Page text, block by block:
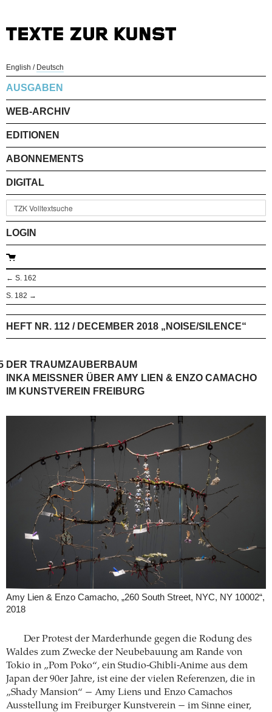
English / Deutsch
AUSGABEN
WEB-ARCHIV
EDITIONEN
ABONNEMENTS
DIGITAL
LOGIN
← S. 162
S. 182 →
HEFT NR. 112 / DECEMBER 2018 „NOISE/SILENCE“
DER TRAUMZAUBERBAUM
INKA MEISSNER ÜBER AMY LIEN & ENZO CAMACHO I
M KUNSTVEREIN FREIBURG
Amy Lien & Enzo Camacho, „260 South Street, NYC, NY 10002“,
2018
Der Protest der Marderhunde gegen die Rodung des
Waldes zum Zwecke der Neubebauung am Rande von
Tokio in „Pom Poko“, ein Studio-­Ghibli-Anime aus dem
Japan der 90er Jahre, ist eine der vielen Referenzen, die in
„Shady ­Mansion“ − Amy Liens und Enzo Camachos
Ausstellung im Freiburger Kunstverein − im Sinne einer,